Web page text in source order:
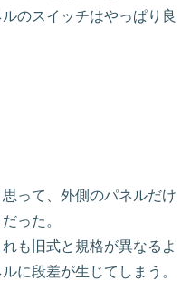
のスイッチはやっぱり良
って、外側のパネルだけ
った。
も旧式と規格が異なるよ
に段差が生じてしまう。